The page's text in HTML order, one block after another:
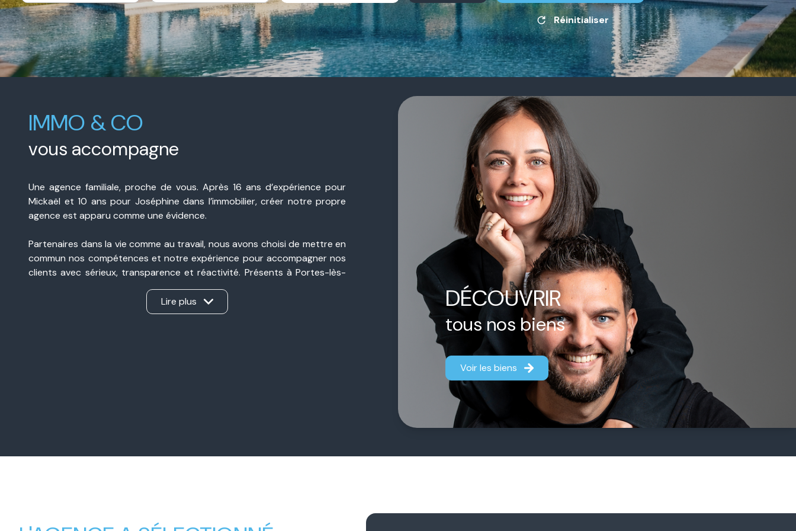
mail
contact
De l'immo pro
Réinitialiser
DÉCOUVRIR
tous nos biens
Voir les biens
IMMO & CO
vous accompagne
Une agence familiale, proche de vous. Après 16 ans d’expérience pour
Mickaël et 10 ans pour Joséphine dans l’immobilier, créer notre propre
agence est apparu comme une évidence.
Partenaires dans la vie comme au travail, nous avons choisi de mettre en
commun nos compétences et notre expérience pour accompagner nos
clients avec sérieux, transparence et réactivité. Présents à Portes-lès-
Valence et à Valence, nous sommes une agence immobilière de proximité,
ancrée dans notre secteur et à l’écoute de chaque projet, qu’il s’agisse
d’une vente, d’un achat, d’un investissement ou d’une estimation.
Lire plus